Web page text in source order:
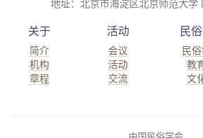
地址：北京市海淀区北京师范大学
关于
简介
机构
章程
活动
会议
活动
交流
民
民
教
文